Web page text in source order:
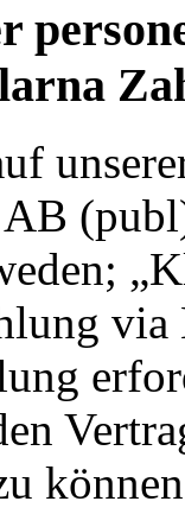
via